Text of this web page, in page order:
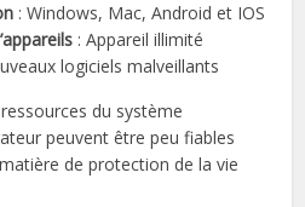
: Windows, Mac, Android et IOS
: Appareil illimité
logiciels malveillants
du système
peuvent être peu fiables
de protection de la vie